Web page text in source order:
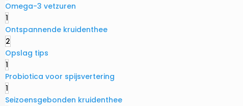
Omega-3 vetzuren
1
Ontspannende kruidenthee
2
Opslag tips
1
Probiotica voor spijsvertering
1
Seizoensgebonden kruidenthee